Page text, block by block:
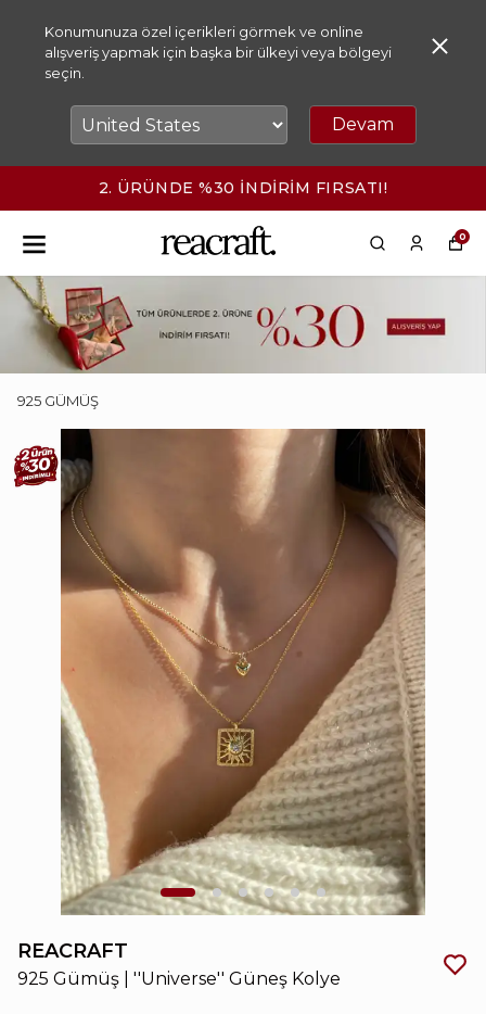
Konumunuza özel içerikleri görmek ve online
alışveriş yapmak için başka bir ülkeyi veya bölgeyi
seçin.
Devam
İNDİRİM FIRSATI! 2500₺ ÜZERİ
0
925 GÜMÜŞ
REACRAFT
925 Gümüş | ''Universe'' Güneş Kolye